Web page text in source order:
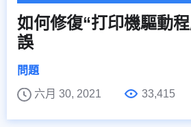
如何修復“打印機驅動
誤
問題
六月 30, 2021
33,415